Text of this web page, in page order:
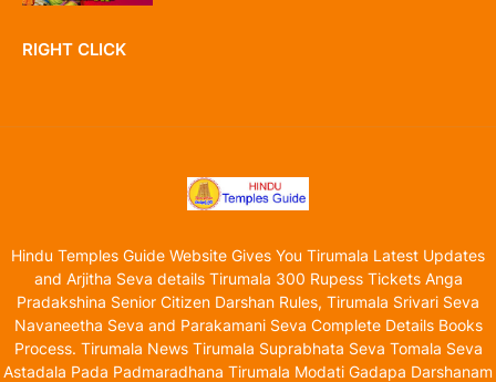
RIGHT CLICK
Hindu Temples Guide Website Gives You Tirumala Latest Updates
and Arjitha Seva details Tirumala 300 Rupess Tickets Anga
Pradakshina Senior Citizen Darshan Rules, Tirumala Srivari Seva
Navaneetha Seva and Parakamani Seva Complete Details Books
Process. Tirumala News Tirumala Suprabhata Seva Tomala Seva
Astadala Pada Padmaradhana Tirumala Modati Gadapa Darshanam